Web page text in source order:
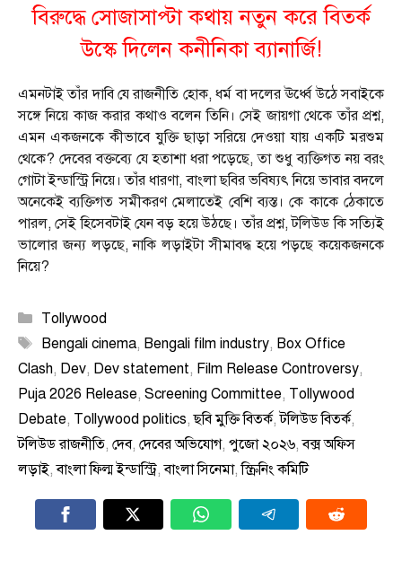
বিরুদ্ধে সোজাসাপ্টা কথায় নতুন করে বিতর্ক
উস্কে দিলেন কনীনিকা ব্যানার্জি!
এমনটাই তাঁর দাবি যে রাজনীতি হোক, ধর্ম বা দলের ঊর্ধ্বে উঠে সবাইকে
সঙ্গে নিয়ে কাজ করার কথাও বলেন তিনি। সেই জায়গা থেকে তাঁর প্রশ্ন,
এমন একজনকে কীভাবে যুক্তি ছাড়া সরিয়ে দেওয়া যায় একটি মরশুম
থেকে? দেবের বক্তব্যে যে হতাশা ধরা পড়েছে, তা শুধু ব্যক্তিগত নয় বরং
গোটা ইন্ডাস্ট্রি নিয়ে। তাঁর ধারণা, বাংলা ছবির ভবিষ্যৎ নিয়ে ভাবার বদলে
অনেকেই ব্যক্তিগত সমীকরণ মেলাতেই বেশি ব্যস্ত। কে কাকে ঠেকাতে
পারল, সেই হিসেবটাই যেন বড় হয়ে উঠছে। তাঁর প্রশ্ন, টলিউড কি সত্যিই
ভালোর জন্য লড়ছে, নাকি লড়াইটা সীমাবদ্ধ হয়ে পড়ছে কয়েকজনকে
নিয়ে?
Categories
Tollywood
Tags
Bengali cinema, Bengali film industry, Box Office
Clash, Dev, Dev statement, Film Release Controversy,
Puja 2026 Release, Screening Committee, Tollywood
Debate, Tollywood politics,ছবি মুক্তি বিতর্ক,টলিউড বিতর্ক,
টলিউড রাজনীতি, দেব, দেবের অভিযোগ, পুজো ২০২৬,বক্স অফিস
লড়াই,বাংলা ফিল্ম ইন্ডাস্ট্রি,বাংলা সিনেমা,স্ক্রিনিং কমিটি